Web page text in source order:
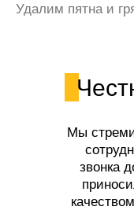
Устраним
Мы
звонка